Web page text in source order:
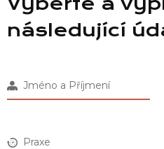
následující
Jméno a Příjmení
Praxe